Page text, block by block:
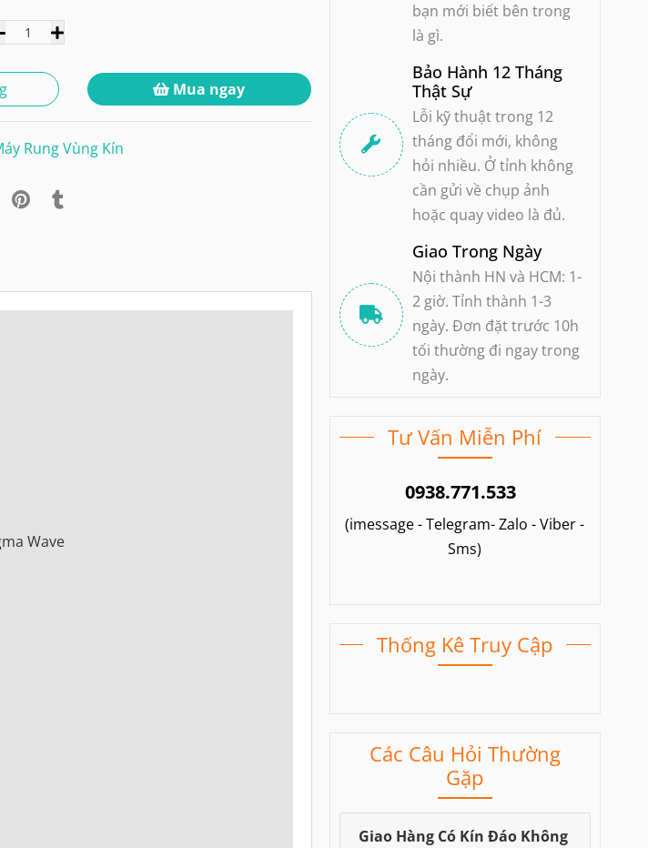
Mua ngay
Rung Vùng Kín
Wave
bạn mới biết bên trong
là gì.
Bảo Hành 12 Tháng
Thật Sự
Lỗi kỹ thuật trong 12
tháng đổi mới, không
hỏi nhiều. Ở tỉnh không
cần gửi về chụp ảnh
hoặc quay video là đủ.
Giao Trong Ngày
Nội thành HN và HCM: 1-
2 giờ. Tỉnh thành 1-3
ngày. Đơn đặt trước 10h
tối thường đi ngay trong
ngày.
Tư Vấn Miễn Phí
0938.771.533
(imessage - Telegram- Zalo - Viber -
Sms)
Thống Kê Truy Cập
Các Câu Hỏi Thường
Gặp
Giao Hàng Có Kín Đáo Không